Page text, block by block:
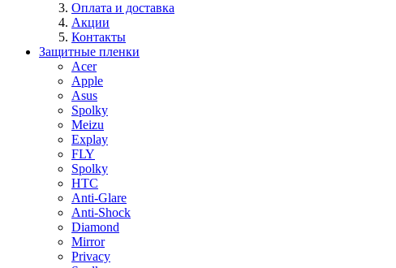
Оплата и доставка
Акции
Контакты
Защитные пленки
Acer
Apple
Asus
Spolky
Meizu
Explay
FLY
Spolky
HTC
Anti-Glare
Anti-Shock
Diamond
Mirror
Privacy